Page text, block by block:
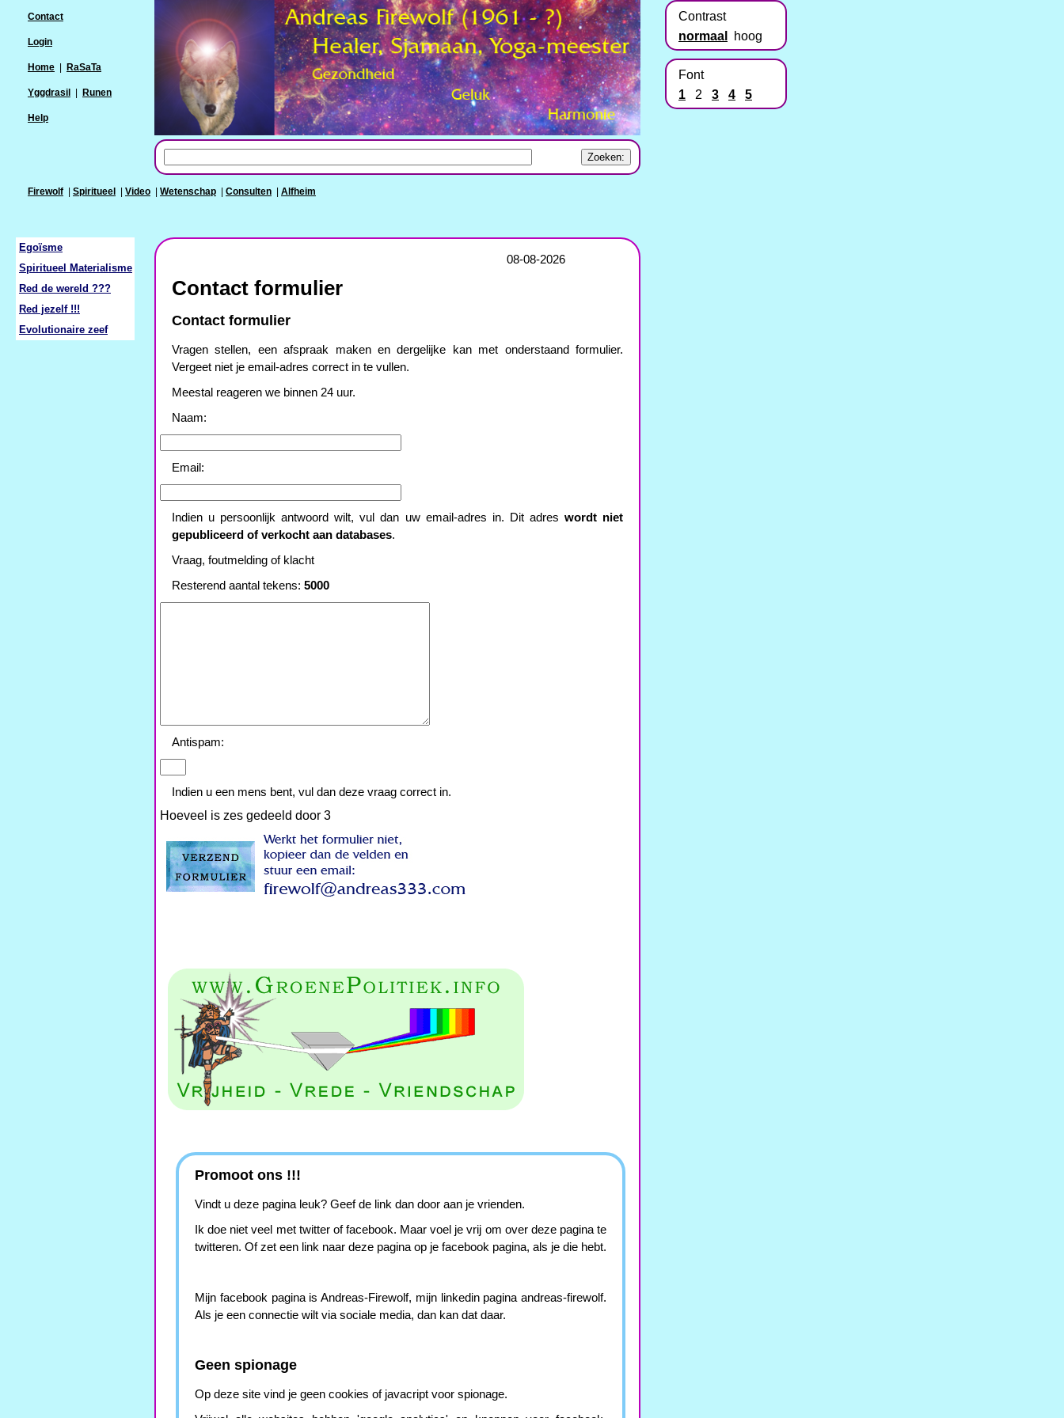
Firewolf | Spiritueel | Video | Wetenschap | Consulten | Alfheim
Contact
Login
Home RaSaTa
Yggdrasil Runen
Help
08-08-2026
Contact formulier
Contact formulier
Vragen stellen, een afspraak maken en dergelijke kan met onderstaand formulier.
Vergeet niet je email-adres correct in te vullen.
Meestal reageren we binnen 24 uur.
Naam:
Email:
Indien u persoonlijk antwoord wilt, vul dan uw email-adres in. Dit adres wordt niet
gepubliceerd of verkocht aan databases.
Vraag, foutmelding of klacht
Resterend aantal tekens: 5000
Antispam:
Indien u een mens bent, vul dan deze vraag correct in.
Hoeveel is zes gedeeld door 3
Promoot ons !!!
Vindt u deze pagina leuk? Geef de link dan door aan je vrienden.
Ik doe niet veel met twitter of facebook. Maar voel je vrij om over deze pagina te
twitteren. Of zet een link naar deze pagina op je facebook pagina, als je die hebt.
Mijn facebook pagina is Andreas-Firewolf, mijn linkedin pagina andreas-firewolf.
Als je een connectie wilt via sociale media, dan kan dat daar.
Geen spionage
Op deze site vind je geen cookies of javacript voor spionage.
Egoïsme
Spiritueel Materialisme
Red de wereld ???
Red jezelf !!!
Evolutionaire zeef
Contrast
normaal
hoog
Font
1
2 3 4 5